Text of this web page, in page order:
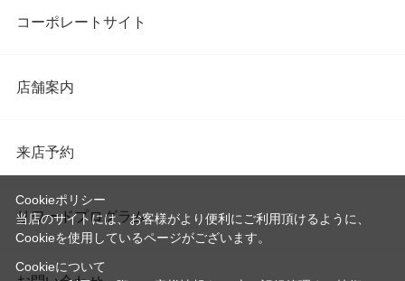
コーポレートサイト
店舗案内
来店予約
リワードプログラム
Cookieポリシー
当店のサイトには、お客様がより便利にご利用頂けるように、
Cookieを使用しているページがございます。
Cookieについて